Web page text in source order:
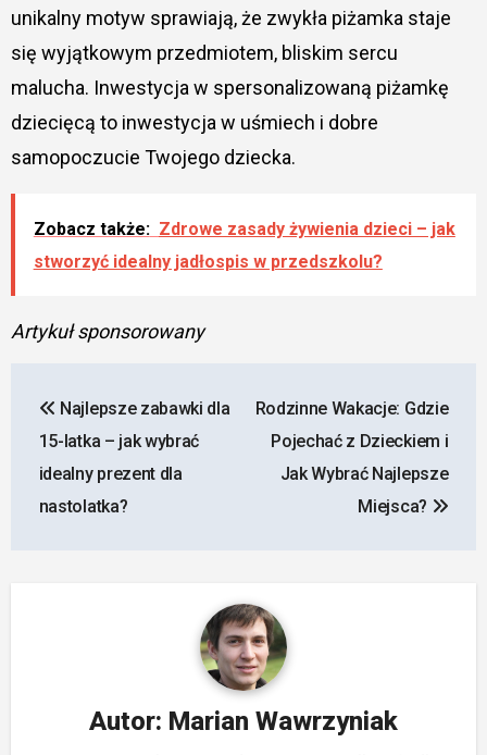
unikalny motyw sprawiają, że zwykła piżamka staje
się wyjątkowym przedmiotem, bliskim sercu
malucha. Inwestycja w spersonalizowaną piżamkę
dziecięcą to inwestycja w uśmiech i dobre
samopoczucie Twojego dziecka.
Zobacz także: Zdrowe zasady żywienia dzieci – jak
stworzyć idealny jadłospis w przedszkolu?
Artykuł sponsorowany
wpisu
Najlepsze zabawki dla
15-latka – jak wybrać
idealny prezent dla
nastolatka?
Rodzinne Wakacje: Gdzie
Pojechać z Dzieckiem i
Jak Wybrać Najlepsze
Miejsca?
Autor: Marian Wawrzyniak